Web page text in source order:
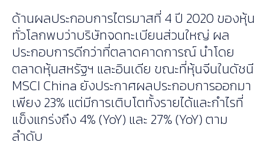
ด้านผลประกอบการไตรมาสที่ 4 ปี 2020 ของหุ้น
ทั่วโลกพบว่าบริษัทจดทะเบียนส่วนใหญ่ ผล
ประกอบการดีกว่าที่ตลาดคาดการณ์ นำโดย
ตลาดหุ้นสหรัฐฯ และอินเดีย ขณะที่หุ้นจีนในดัชนี
MSCI China ยังประกาศผลประกอบการออกมา
เพียง 23% แต่มีการเติบโตทั้งรายได้และกำไรที่
แข็งแกร่งถึง 4% (YoY) และ 27% (YoY) ตาม
ลำดับ